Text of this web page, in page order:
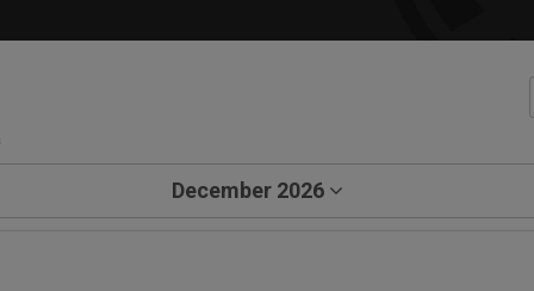
December 2026